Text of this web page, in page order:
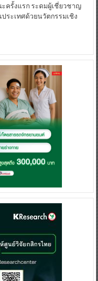
ครั้งแรก ระดมผู้เชี่ยวชาญ
ระเทศด้วยนวัตกรรมเชิง